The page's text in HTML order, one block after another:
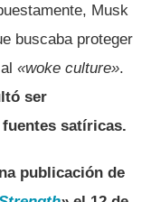
Musk
buscaba proteger
«woke culture».
ser
satíricas.
publicación de